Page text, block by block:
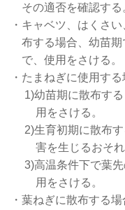
その適否を確認する
・キャベツ、はくさ
布する場合、幼苗
で、使用をさける。
・たまねぎに使用す
1)幼苗期に散布す
用をさける。
2)生育初期に散布
害を生じるおそ
3)高温条件下で葉
用をさける。
・葉ねぎに散布する